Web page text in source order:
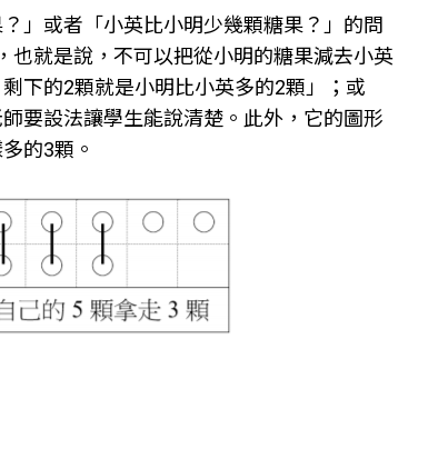
」或者「小英比小明少幾顆糖果？」的問
也就是說，不可以把從小明的糖果減去小英
下的2顆就是小明比小英多的2顆」；或
要設法讓學生能說清楚。此外，它的圖形
的3顆。